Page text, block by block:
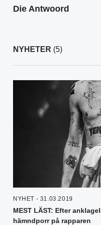
Die Antwoord
NYHETER (5)
NYHET - 31.03.2019
MEST LÄST: Efter
hämndporr på rapparen